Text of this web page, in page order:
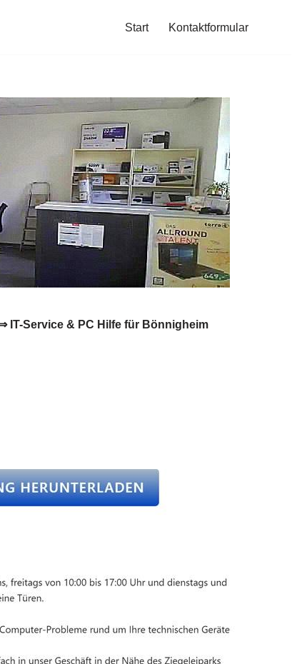
Start Kontaktformular
IT-Service & PC Hilfe für Bönnigheim